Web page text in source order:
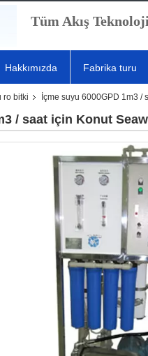
Tüm Akış
Hakkımızda Fabrika turu
ro bitki İçme suyu 6000GPD 1m3 /
/ saat için Konut